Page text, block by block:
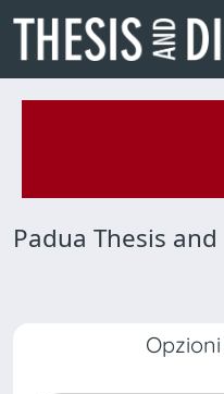
Padua Thesis
Opzioni